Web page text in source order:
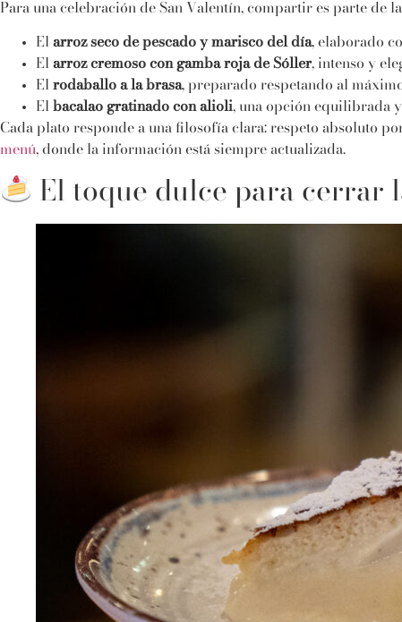
Para una celebración de San Valentín, compartir es parte de
El arroz seco de pescado y marisco del día, elaborado
El arroz cremoso con gamba roja de Sóller, intenso y
El rodaballo a la brasa, preparado respetando al
El bacalao gratinado con alioli, una opción equilibrada
Cada plato responde a una filosofía clara: respeto absoluto
menú, donde la información está siempre actualizada.
El toque dulce para cerrar